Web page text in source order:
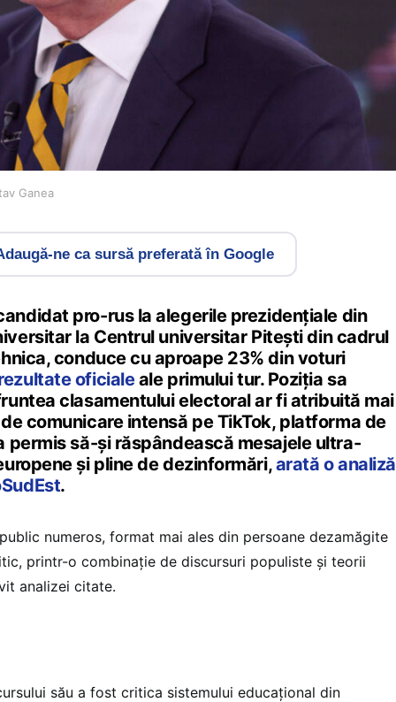
Ganea
ne ca sursă preferată în Google
pro-rus la alegerile prezidențiale din
la Centrul universitar Pitești din cadrul
conduce cu aproape 23% din voturi
oficialeale primului tur. Poziția sa
clasamentului electoral ar fi atribuită mai
comunicare intensă pe TikTok, platforma de
permis să-și răspândească mesajele ultra-
și pline de dezinformări,arată o analiză
.
numeros, format mai ales din persoane dezamăgite
printr-o combinație de discursuri populiste și teorii
analizei citate.
său a fost critica sistemului educațional din